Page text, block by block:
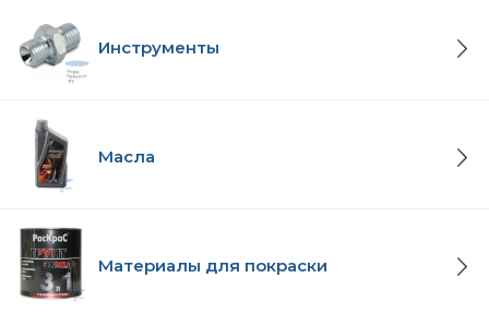
Инструменты
Масла
Материалы для покраски